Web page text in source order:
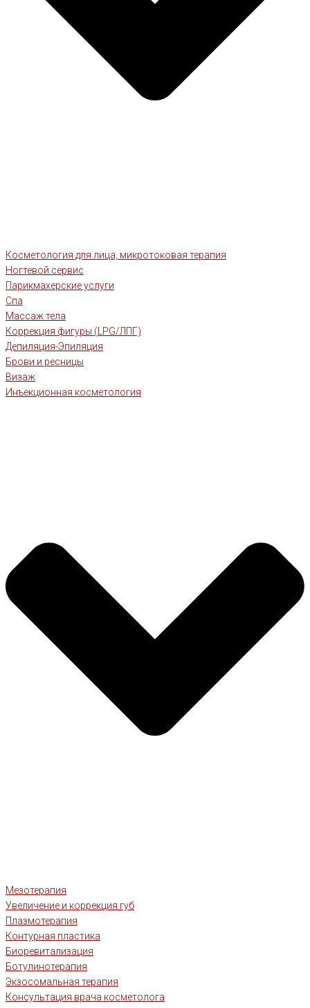
Косметология для лица, микротоковая терапия
Ногтевой сервис
Парикмахерские услуги
Спа
Массаж тела
Коррекция фигуры (LPG/ЛПГ)
Депиляция-Эпиляция
Брови и ресницы
Визаж
Инъекционная косметология
Мезотерапия
Увеличение и коррекция губ
Плазмотерапия
Контурная пластика
Биоревитализация
Ботулинотерапия
Экзосомальная терапия
Консультация врача косметолога